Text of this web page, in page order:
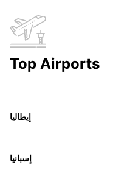
Top Airports
إيطاليا
إسبانيا